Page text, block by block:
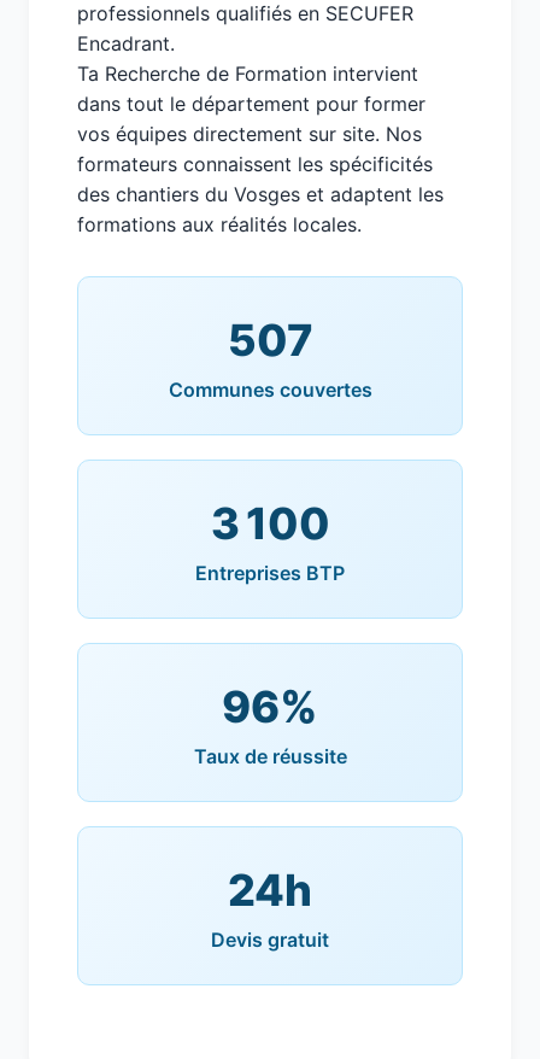
professionnels qualifiés en SECUFER
Encadrant.
Ta Recherche de Formation intervient
dans tout le département pour former
vos équipes directement sur site. Nos
formateurs connaissent les spécificités
des chantiers du Vosges et adaptent les
formations aux réalités locales.
507
Communes couvertes
3 100
Entreprises BTP
96%
Taux de réussite
24h
Devis gratuit